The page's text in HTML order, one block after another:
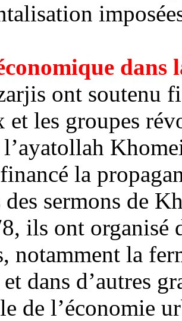
dans
ont soutenu
et les groupes
la
des sermons de
ils ont organisé
notamment la
dans d’autres
de l’économie